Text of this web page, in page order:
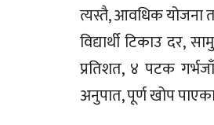
त्यस्तै, आवधिक योजना
विद्यार्थी टिकाउ दर,
प्रतिशत, ४ पटक
अनुपात, पूर्ण खोप